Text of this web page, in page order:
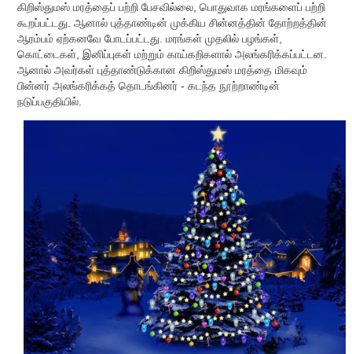
கிறிஸ்துமஸ் மரத்தைப் பற்றி பேசவில்லை, பொதுவாக மரங்களைப் பற்றி
கூறப்பட்டது. ஆனால் புத்தாண்டின் முக்கிய சின்னத்தின் தோற்றத்தின்
ஆரம்பம் ஏற்கனவே போடப்பட்டது. மரங்கள் முதலில் பழங்கள்,
கொட்டைகள், இனிப்புகள் மற்றும் காய்கறிகளால் அலங்கரிக்கப்பட்டன.
ஆனால் அவர்கள் புத்தாண்டுக்கான கிறிஸ்துமஸ் மரத்தை மிகவும்
பின்னர் அலங்கரிக்கத் தொடங்கினர் - கடந்த நூற்றாண்டின்
நடுப்பகுதியில்.